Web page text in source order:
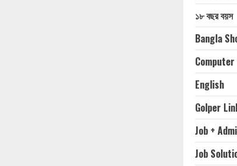
১৮ বছর বয়স
Bangla
Computer
English
Golper
Job +
Job